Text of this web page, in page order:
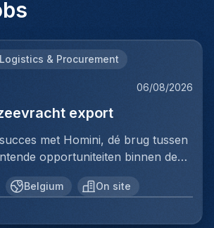
& Procurement
06/08/2026
export
met Homini, dé brug tussen
opportuniteiten binnen de
voorloper in wervingsdiensten,
met topbedrijven in diverse
expertise en toewijding streven
relaties en succesvolle
Belgium On site